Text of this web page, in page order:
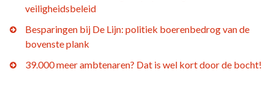
veiligheidsbeleid
Besparingen bij De Lijn: politiek boerenbedrog van de
bovenste plank
39.000 meer ambtenaren? Dat is wel kort door de bocht!